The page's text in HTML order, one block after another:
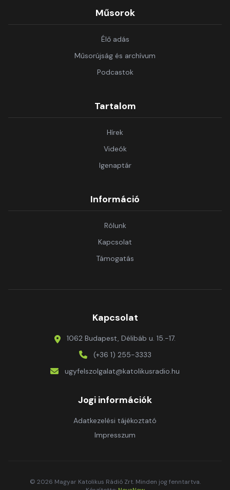
Műsorok
Élő adás
Műsorújság és archívum
Podcastok
Tartalom
Hírek
Videók
Igenaptár
Információ
Rólunk
Kapcsolat
Támogatás
Kapcsolat
1062 Budapest, Délibáb u. 15.-17.
(+36 1) 255-3333
ugyfelszolgalat@katolikusradio.hu
Jogi információk
Adatkezelési tájékoztató
Impresszum
© 2026 Magyar Katolikus Rádió Zrt. Minden jog fenntartva.